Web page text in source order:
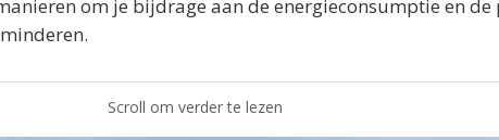
om je bijdrage aan de energieconsumptie en
Scroll om verder te lezen